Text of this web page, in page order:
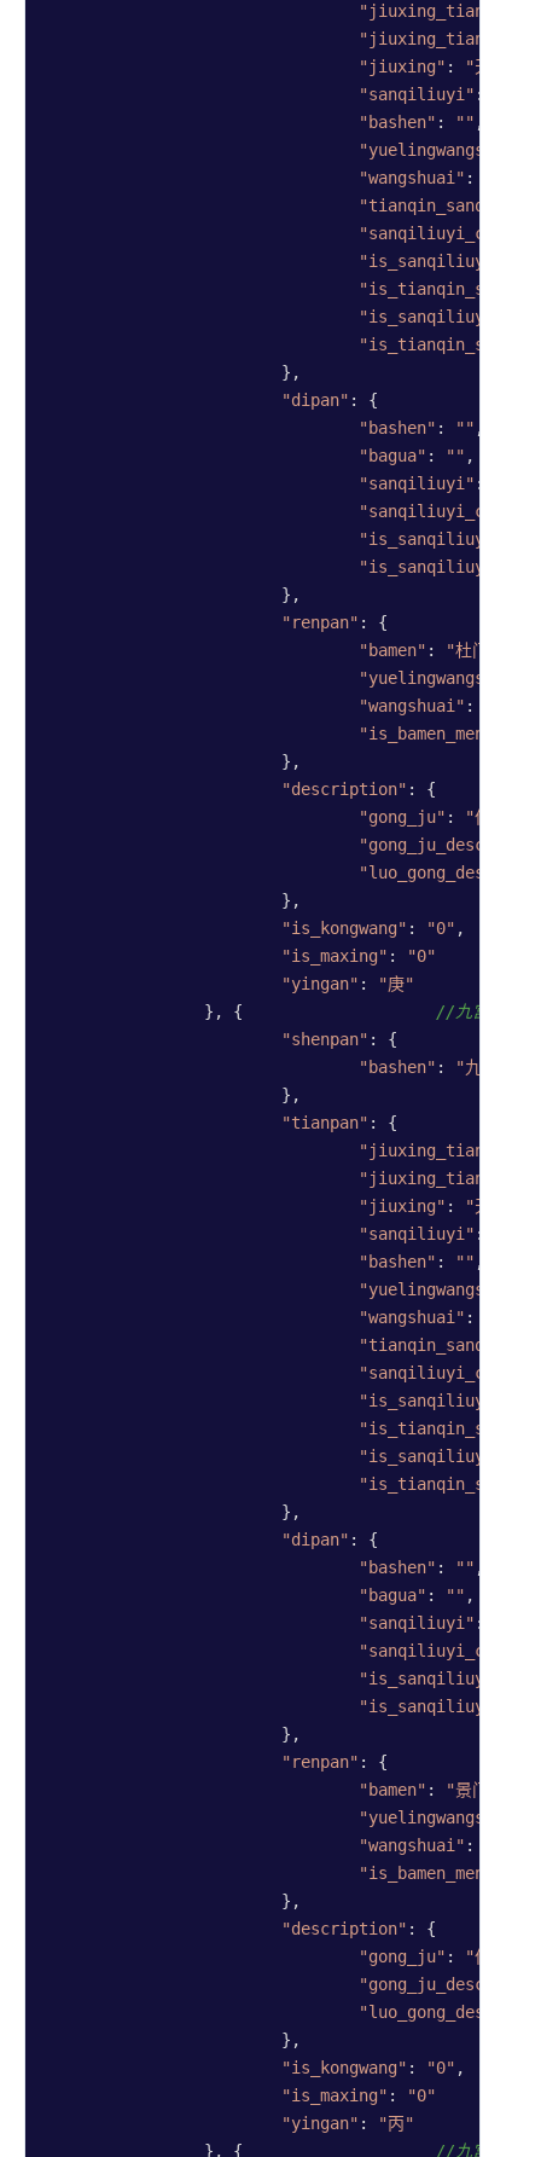
"jiuxing_tianqin"
"jiuxing" : "天蓬"
"sanqiliuyi" :
"bashen" : "" ,
"yuelingwangshuai"
"wangshuai" :
"dipan" : {
"bashen" : "" ,
"bagua" : "" ,
"sanqiliuyi" :
"renpan" : {
"bamen" : "杜门"
"yuelingwangshuai"
"wangshuai" :
"is_bamen_menpo"
"description" : {
"gong_ju" : "伏吟局"
"gong_ju_desc"
"luo_gong_desc"
"is_kongwang" : "0" ,
"is_maxing" : "0"
"yingan" : "庚"
		}, {
//九宫宫盘4
"shenpan" : {
"bashen" :
"九地"
"tianpan" : {
"jiuxing_tianqin"
"jiuxing" : "天任"
"sanqiliuyi" :
"bashen" : "" ,
"yuelingwangshuai"
"wangshuai" :
"dipan" : {
"bashen" : "" ,
"bagua" : "" ,
"sanqiliuyi" :
"renpan" : {
"bamen" : "景门"
"yuelingwangshuai"
"wangshuai" :
"is_bamen_menpo"
"description" : {
"gong_ju" : "伏吟局"
"gong_ju_desc"
"luo_gong_desc"
"is_kongwang" : "0" ,
"is_maxing" : "0"
"yingan" : "丙"
		}, {
//九宫宫盘5